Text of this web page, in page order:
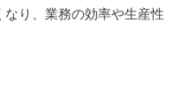
り、業務の効率や生産性